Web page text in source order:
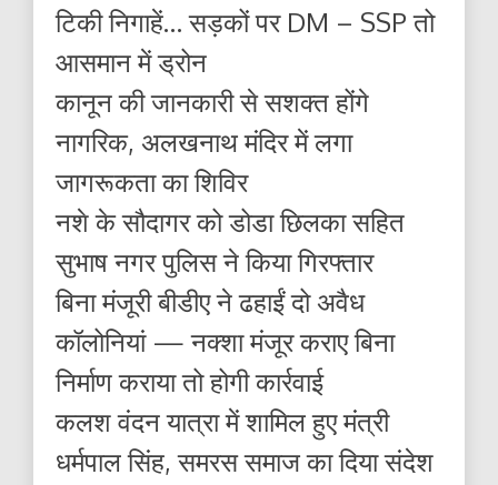
टिकी निगाहें… सड़कों पर DM – SSP तो
आसमान में ड्रोन
कानून की जानकारी से सशक्त होंगे
नागरिक, अलखनाथ मंदिर में लगा
जागरूकता का शिविर
नशे के सौदागर को डोडा छिलका सहित
सुभाष नगर पुलिस ने किया गिरफ्तार
बिना मंजूरी बीडीए ने ढहाईं दो अवैध
कॉलोनियां — नक्शा मंजूर कराए बिना
निर्माण कराया तो होगी कार्रवाई
कलश वंदन यात्रा में शामिल हुए मंत्री
धर्मपाल सिंह, समरस समाज का दिया संदेश